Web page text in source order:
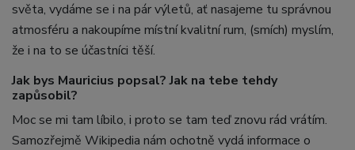
světa, vydáme se i na pár výletů, ať nasajeme tu správnou
atmosféru a nakoupíme místní kvalitní rum, (smích) myslím,
že i na to se účastníci těší.
Jak bys Mauricius popsal? Jak na tebe tehdy
zapůsobil?
Moc se mi tam líbilo, i proto se tam teď znovu rád vrátím.
Samozřejmě Wikipedia nám ochotně vydá informace o